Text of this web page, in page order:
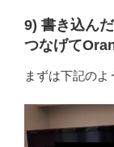
9) 書き込ん
つなげて
まずは下記の